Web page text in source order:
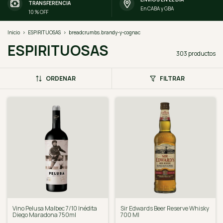
TRANSFERENCIA
10 % OFF
En CABA y GBA
Inicio > ESPIRITUOSAS > breadcrumbs.brandy-y-cognac
ESPIRITUOSAS 303 productos
ORDENAR FILTRAR
Vino Pelusa Malbec 7/10 Inédita
Diego Maradona 750ml
Sir Edwards Beer Reserve Whisky
700 Ml